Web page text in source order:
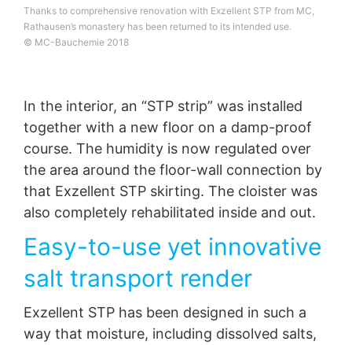
Thanks to comprehensive renovation with Exzellent STP from MC,
Rathausen’s monastery has been returned to its intended use.
© MC-Bauchemie 2018
In the interior, an “STP strip” was installed
together with a new floor on a damp-proof
course. The humidity is now regulated over
the area around the floor-wall connection by
that Exzellent STP skirting. The cloister was
also completely rehabilitated inside and out.
Easy-to-use yet innovative
salt transport render
Exzellent STP has been designed in such a
way that moisture, including dissolved salts,